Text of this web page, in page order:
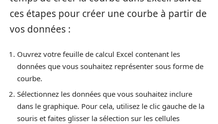
ces étapes pour créer une courbe à partir de
vos données :
Ouvrez votre feuille de calcul Excel contenant les
données que vous souhaitez représenter sous forme de
courbe.
Sélectionnez les données que vous souhaitez inclure
dans le graphique. Pour cela, utilisez le clic gauche de la
souris et faites glisser la sélection sur les cellules